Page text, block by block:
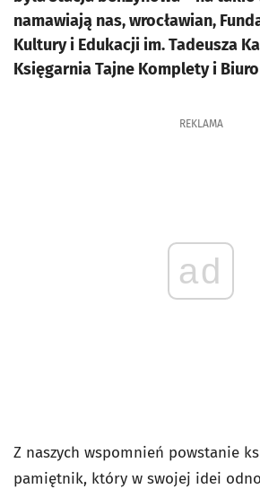
namawiają nas, wrocławian,
Kultury i Edukacji im. Tadeusza
Księgarnia Tajne Komplety i Biuro
REKLAMA
ad
Z naszych wspomnień powstanie
pamiętnik, który w swojej idei